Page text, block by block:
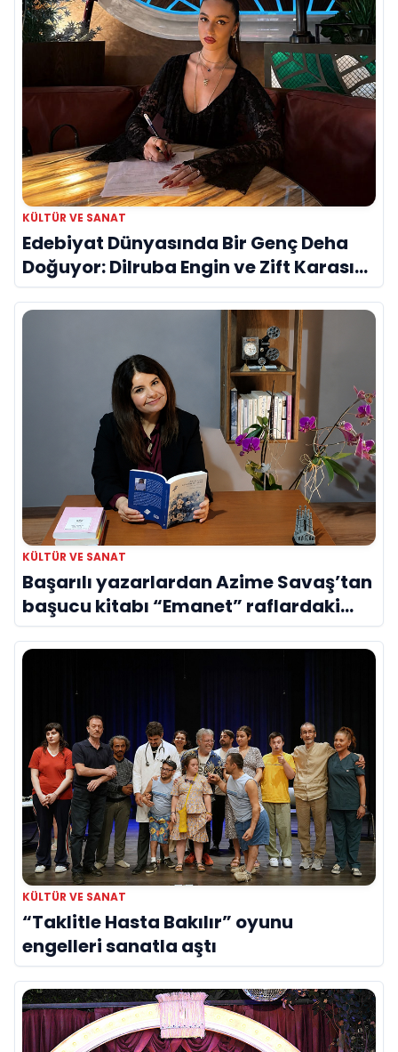
KÜLTÜR VE SANAT
Edebiyat Dünyasında Bir Genç Deha
Doğuyor: Dilruba Engin ve Zift Karası
Evreni ‘AVENOİR’
KÜLTÜR VE SANAT
Başarılı yazarlardan Azime Savaş’tan
başucu kitabı “Emanet” raflardaki
yerini aldı
KÜLTÜR VE SANAT
“Taklitle Hasta Bakılır” oyunu
engelleri sanatla aştı